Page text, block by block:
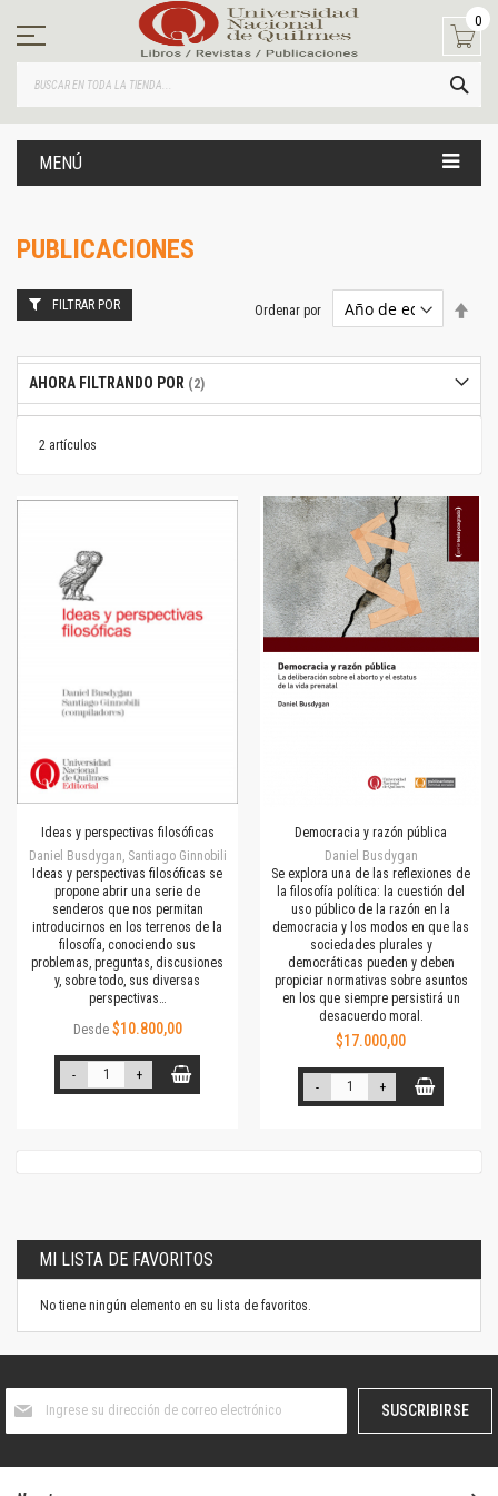
contenido
0
MENÚ
PUBLICACIONES
2 artículos
Ordenar por
Ideas y perspectivas filosóficas
Daniel Busdygan, Santiago Ginnobili
Ideas y perspectivas filosóficas se
propone abrir una serie de
senderos que nos permitan
introducirnos en los terrenos de la
filosofía, conociendo sus
problemas, preguntas, discusiones
y, sobre todo, sus diversas
perspectivas…
Desde $10.800,00
- +
Democracia y razón pública
Daniel Busdygan
Se explora una de las reflexiones de
la filosofía política: la cuestión del
uso público de la razón en la
democracia y los modos en que las
sociedades plurales y
democráticas pueden y deben
propiciar normativas sobre asuntos
en los que siempre persistirá un
desacuerdo moral.
$17.000,00
- +
FILTRAR POR
AHORA FILTRANDO POR
MI LISTA DE FAVORITOS
No tiene ningún elemento en su lista de favoritos.
boletín
SUSCRIBIRSE